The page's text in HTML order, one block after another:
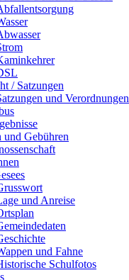
/ Satzungen
und Verordnungen
und Gebühren
und Anreise
und Fahne
Schulfotos